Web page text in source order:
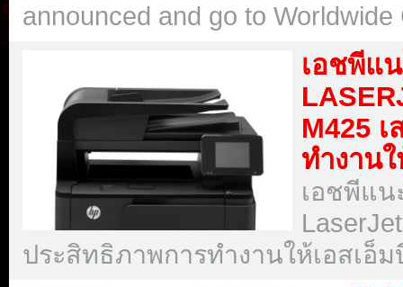
announced and go to
เอชพีแ
M425
ทำงาน
เอชพีแน
ประสิทธิภาพการทำงานให้เอสเอ็ม